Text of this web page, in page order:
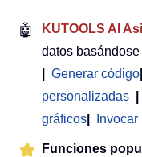
🤖 KUTOOLS AI
datos basándose
Generar código
personalizadas
gráficos
Funciones